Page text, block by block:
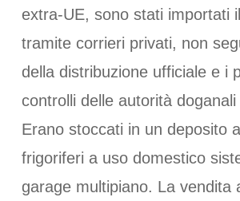
extra-UE, sono stati importati
tramite corrieri privati, non
della distribuzione ufficiale e i
controlli delle autorità
Erano stoccati in un deposito
frigoriferi a uso domestico
garage multipiano. La vendita